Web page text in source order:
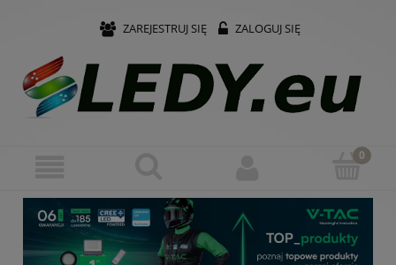
ZAREJESTRUJ SIĘ ZALOGUJ SIĘ